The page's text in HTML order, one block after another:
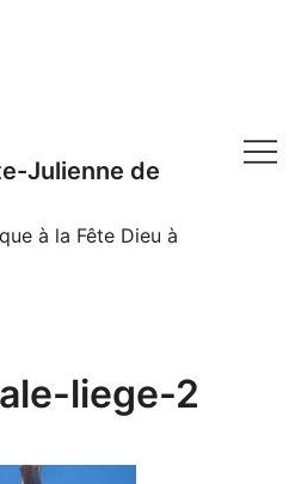
Julienne de
à la Fête Dieu à
liege-2